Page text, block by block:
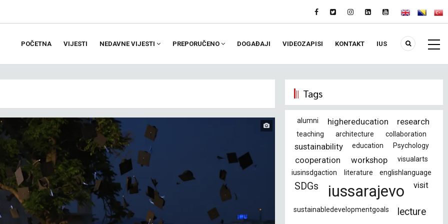
POČETNA VIJESTI NEDAVNE VIJESTI PREPORUČENO DOGAĐAJI VIDEOZAPISI KONTAKT IUS
Tags
alumni highereducation research
teaching architecture collaboration
sustainability education Psychology
cooperation workshop
visualarts
iusinsdgaction
literature englishlanguage
SDGs iussarajevo visit
sustainabledevelopmentgoals lecture